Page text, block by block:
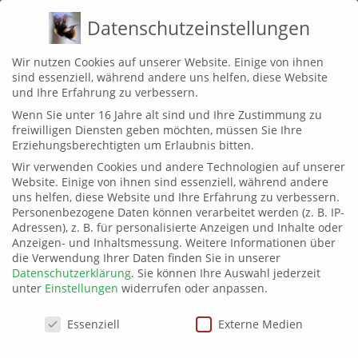
MENÜ
NEKTAR UND POLLE
EIN BLOG VOM WILDBIENENBALKON
Datenschutzerklärung
Wir behandeln Ihre personenbezogenen Daten vertraulich und
entsprechend der gesetzlichen Datenschutzvorschriften sowie dieser
Datenschutzerklärung. Die Nutzung unserer Webseite ist in der Regel
unseren Seiten personenbezogene Daten (beispielsweise Name,
Datenschutzeinstellungen
Wir nutzen Cookies auf unserer Website. Einige von ihnen
sind essenziell, während andere uns helfen, diese Website
und Ihre Erfahrung zu verbessern.
Wenn Sie unter 16 Jahre alt sind und Ihre Zustimmung zu
freiwilligen Diensten geben möchten, müssen Sie Ihre
Erziehungsberechtigten um Erlaubnis bitten.
Wir verwenden Cookies und andere Technologien auf unserer
Website. Einige von ihnen sind essenziell, während andere
uns helfen, diese Website und Ihre Erfahrung zu verbessern.
Personenbezogene Daten können verarbeitet werden (z. B. IP-
Adressen), z. B. für personalisierte Anzeigen und Inhalte oder
Anzeigen- und Inhaltsmessung. Weitere Informationen über
die Verwendung Ihrer Daten finden Sie in unserer
Datenschutzerklärung. Sie können Ihre Auswahl jederzeit
unter Einstellungen widerrufen oder anpassen.
Datenschutzeinstellungen
Essenziell Externe Medien